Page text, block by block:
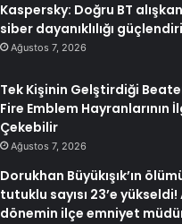
Kaspersky: Doğru BT
siber dayanıklılığı
Ağustos 7, 2026
Tek Kişinin Gelştirdiği
Fire Emblem Hayranlarının
Çekebilir
Ağustos 7, 2026
Dorukhan Büyükışık’ın
tutuklu sayısı 23’e
dönemin ilçe emniyet